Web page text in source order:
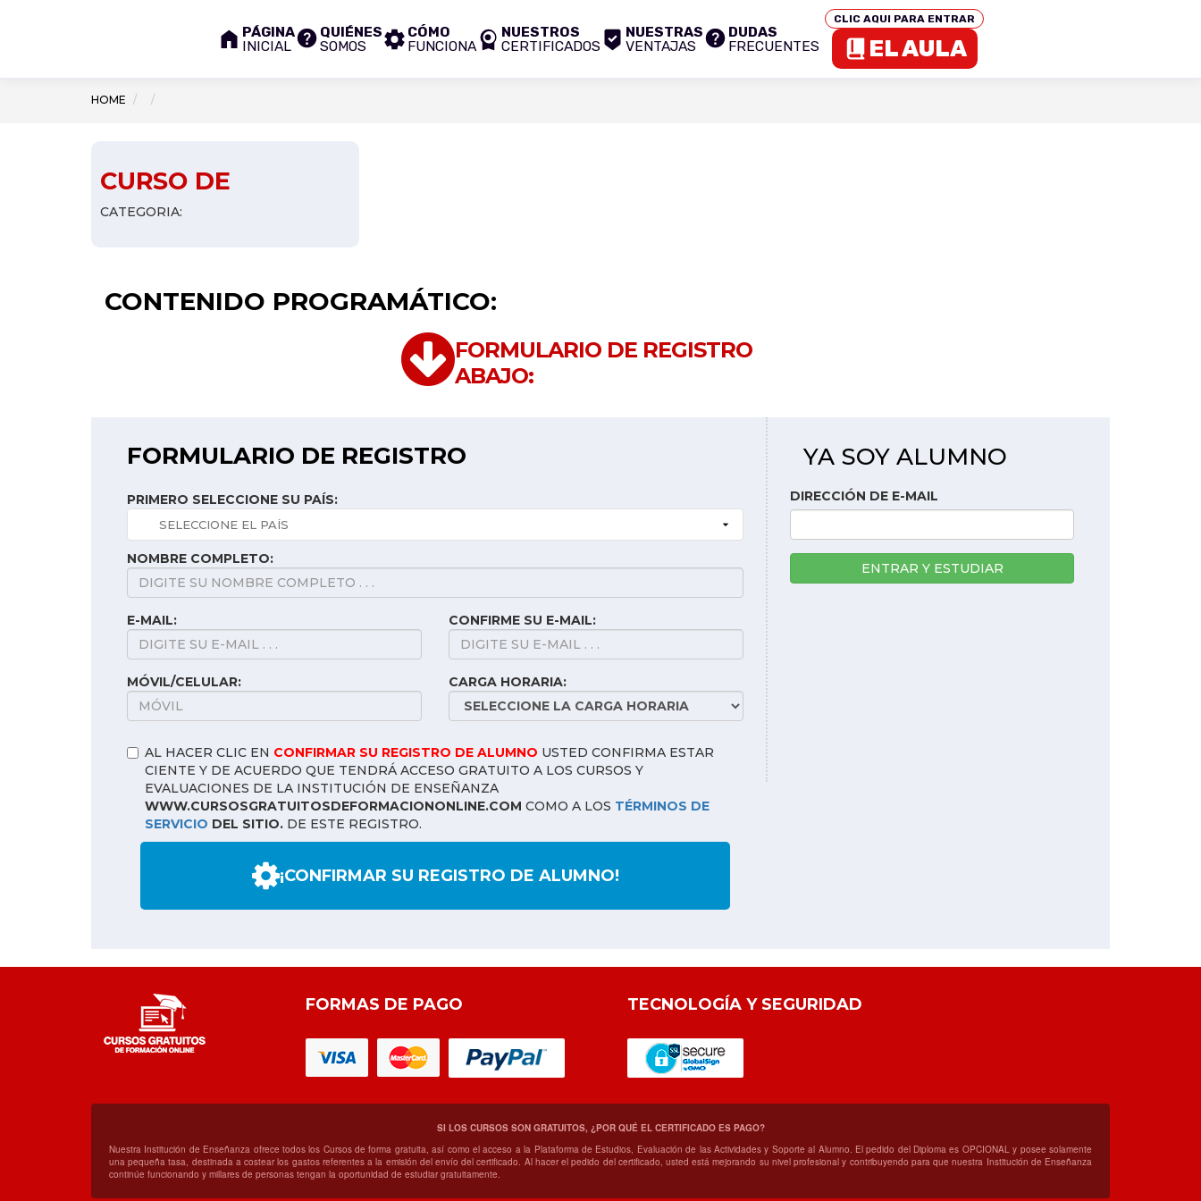
PÁGINA
INICIAL
QUIÉNES
SOMOS
CÓMO
FUNCIONA
NUESTROS
CERTIFICADOS
NUESTRAS
VENTAJAS
DUDAS
FRECUENTES
CLIC AQUI PARA ENTRAR
EL AULA
HOME
CURSO DE
CATEGORIA:
CONTENIDO PROGRAMÁTICO:
FORMULARIO DE REGISTRO
ABAJO:
FORMULARIO DE REGISTRO
PRIMERO SELECCIONE SU PAÍS:
NOMBRE COMPLETO:
E-MAIL: CONFIRME SU E-MAIL:
MÓVIL/CELULAR: CARGA HORARIA:
AL HACER CLIC EN CONFIRMAR SU REGISTRO DE ALUMNO USTED CONFIRMA ESTAR
CIENTE Y DE ACUERDO QUE TENDRÁ ACCESO GRATUITO A LOS CURSOS Y
EVALUACIONES DE LA INSTITUCIÓN DE ENSEÑANZA
WWW.CURSOSGRATUITOSDEFORMACIONONLINE.COM COMO A LOS TÉRMINOS DE
SERVICIO DEL SITIO. DE ESTE REGISTRO.
¡CONFIRMAR SU REGISTRO DE ALUMNO!
YA SOY ALUMNO
DIRECCIÓN DE E-MAIL
ENTRAR Y ESTUDIAR
FORMAS DE PAGO TECNOLOGÍA Y SEGURIDAD
SI LOS CURSOS SON GRATUITOS, ¿POR QUÉ EL CERTIFICADO ES PAGO?
Nuestra Institución de Enseñanza ofrece todos los Cursos de forma gratuita, así como el acceso a la Plataforma de Estudios, Evaluación de las Actividades y Soporte al Alumno. El pedido del Diploma es OPCIONAL y posee solamente
una pequeña tasa, destinada a costear los gastos referentes a la emisión del envío del certificado. Al hacer el pedido del certificado, usted está mejorando su nivel profesional y contribuyendo para que nuestra Institución de Enseñanza
continúe funcionando y millares de personas tengan la oportunidad de estudiar gratuitamente.